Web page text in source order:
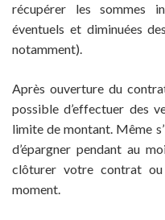
récupérer les sommes
éventuels et diminuées
notamment).
Après ouverture du
possible d’effectuer des
limite de montant. Même
d’épargner pendant au
clôturer votre contrat
moment.